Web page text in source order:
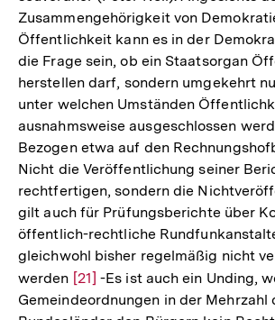
Zusammengehörigkeit von
Öffentlichkeit kann es in der
die Frage sein, ob ein Staatsorgan
herstellen darf, sondern umgekehrt
unter welchen Umständen
ausnahmsweise ausgeschlossen
Bezogen etwa auf den
Nicht die Veröffentlichung seiner
rechtfertigen, sondern die
gilt auch für Prüfungsberichte über
öffentlich-rechtliche
gleichwohl bisher regelmäßig nicht
werden Zur
Auflösung
[21] -Es ist auch ein Unding,
Gemeindeordnungen in der Mehrzahl